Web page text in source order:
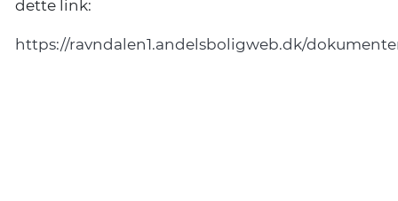
dette link:
https://ravndalen1.andelsboligweb.dk/